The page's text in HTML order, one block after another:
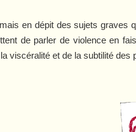
en dépit des sujets graves
de parler de violence en
viscéralité et de la subtilité des